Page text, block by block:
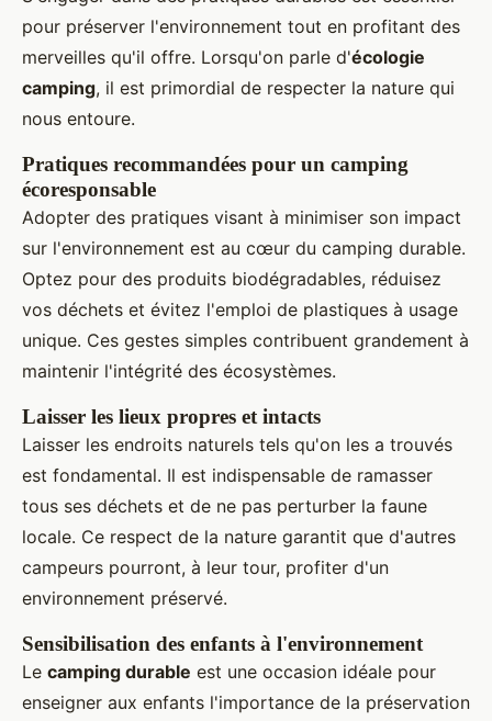
pour préserver l'environnement tout en profitant des
merveilles qu'il offre. Lorsqu'on parle d'écologie
camping, il est primordial de respecter la nature qui
nous entoure.
Pratiques recommandées pour un camping
écoresponsable
Adopter des pratiques visant à minimiser son impact
sur l'environnement est au cœur du camping durable.
Optez pour des produits biodégradables, réduisez
vos déchets et évitez l'emploi de plastiques à usage
unique. Ces gestes simples contribuent grandement à
maintenir l'intégrité des écosystèmes.
Laisser les lieux propres et intacts
Laisser les endroits naturels tels qu'on les a trouvés
est fondamental. Il est indispensable de ramasser
tous ses déchets et de ne pas perturber la faune
locale. Ce respect de la nature garantit que d'autres
campeurs pourront, à leur tour, profiter d'un
environnement préservé.
Sensibilisation des enfants à l'environnement
Le camping durable est une occasion idéale pour
enseigner aux enfants l'importance de la préservation